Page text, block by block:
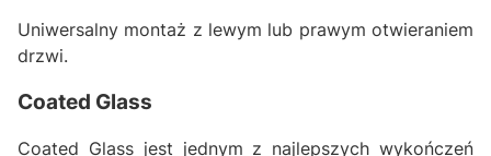
Uniwersalny montaż z lewym lub prawym otwieraniem
drzwi.
Coated Glass
Coated Glass jest jednym z najlepszych wykończeń